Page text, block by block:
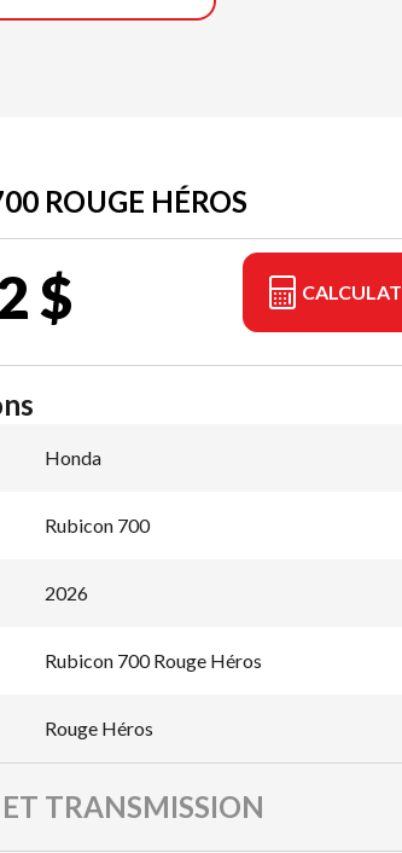
ROUGE HÉROS
$
Honda
Rubicon 700
2026
Rubicon 700 Rouge Héros
Rouge Héros
TRANSMISSION